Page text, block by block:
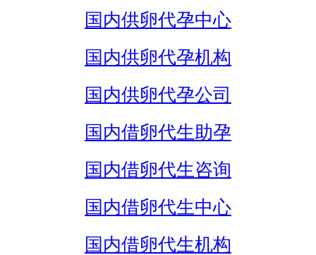
国内供卵代孕中心
国内供卵代孕机构
国内供卵代孕公司
国内借卵代生助孕
国内借卵代生咨询
国内借卵代生中心
国内借卵代生机构